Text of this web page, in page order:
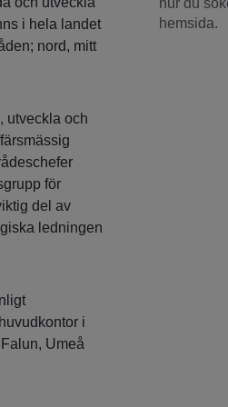
i hela landet
nord, mitt
utveckla och
för
del av
ledningen
i
Umeå
hur du
hemsida.